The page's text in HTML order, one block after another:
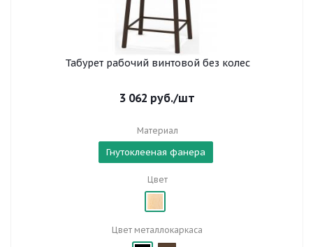
Табурет рабочий винтовой без колес
3 062 руб./шт
Материал
Гнутоклееная фанера
Цвет
Цвет металлокаркаса